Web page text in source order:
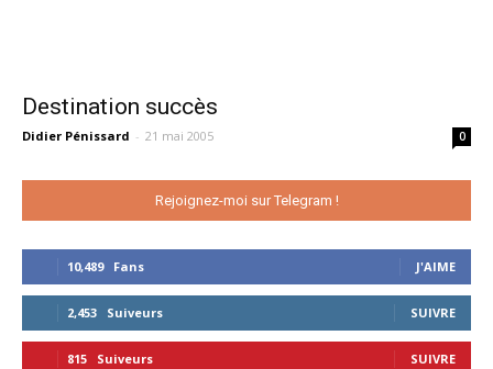
Destination succès
Didier Pénissard - 21 mai 2005 0
Rejoignez-moi sur Telegram !
10,489 Fans J'AIME
2,453 Suiveurs SUIVRE
815 Suiveurs SUIVRE